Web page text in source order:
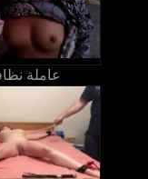
عاملة